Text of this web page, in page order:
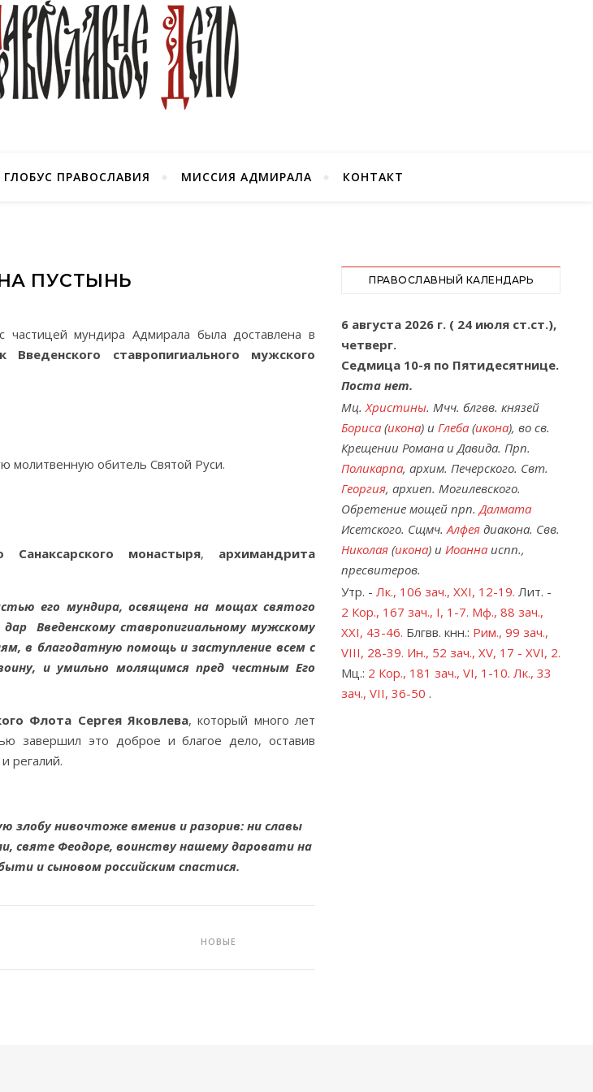
ГЛОБУС ПРАВОСЛАВИЯ МИССИЯ АДМИРАЛА КОНТАКТ
ПУСТЫНЬ
с частицей мундира Адмирала была доставлена в
Введенского ставропигиального мужского
молитвенную обитель Святой Руси.
Санаксарского монастыря, архимандрита
его мундира, освящена на мощах святого
Введенскому ставропигиальному мужскому
в благодатную помощь и заступление всем с
и умильно молящимся пред честным Его
Флота Сергея Яковлева, который много лет
завершил это доброе и благое дело, оставив
регалий.
злобу нивочтоже вменив и разорив: ни славы
святе Феодоре, воинству нашему даровати на
и сыновом российским спастися.
НОВЫЕ
ПРАВОСЛАВНЫЙ КАЛЕНДАРЬ
6 августа 2026 г. ( 24 июля ст.ст.),
четверг.
Седмица 10-я по Пятидесятнице.
Поста нет.
Мц.Христины. Мчч. блгвв. князей
Бориса (икона) и Глеба (икона), во св.
Крещении Романа и Давида. Прп.
Поликарпа, архим. Печерского. Свт.
Георгия, архиеп. Могилевского.
Обретение мощей прп.Далмата
Исетского. Сщмч.Алфея диакона. Свв.
Николая (икона) и Иоанна испп.,
пресвитеров.
Утр. - Лк., 106 зач., XXI, 12-19. Лит. -
2 Кор., 167 зач., I, 1-7. Мф., 88 зач.,
XXI, 43-46. Блгвв. кнн.: Рим., 99 зач.,
VIII, 28-39. Ин., 52 зач., XV, 17 - XVI, 2.
Мц.: 2 Кор., 181 зач., VI, 1-10. Лк., 33
зач., VII, 36-50 .